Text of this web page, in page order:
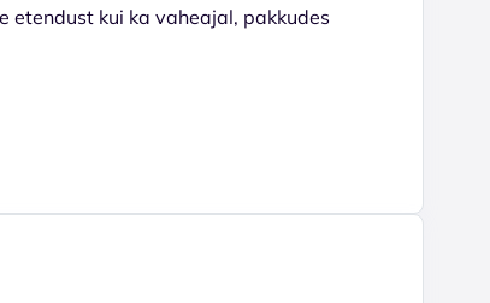
etendust kui ka vaheajal, pakkudes